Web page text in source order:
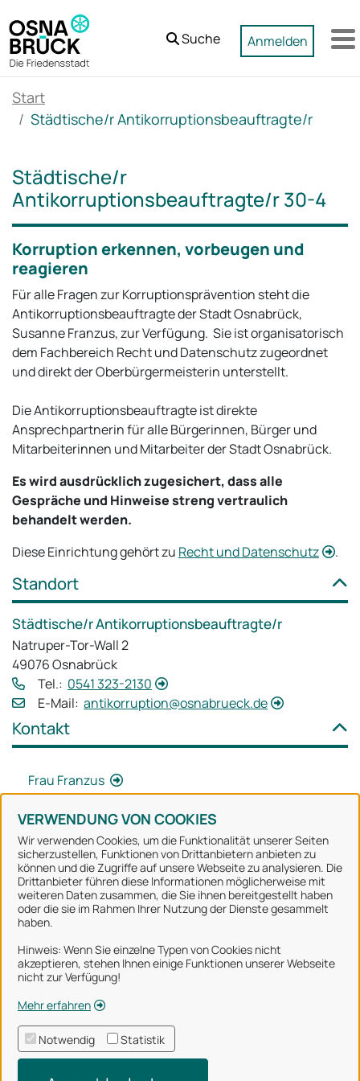
Zum Hauptinhalt springen
VERWENDUNG VON COOKIES
Wir verwenden Cookies, um die Funktionalität unserer Seiten
sicherzustellen, Funktionen von Drittanbietern anbieten zu
können und die Zugriffe auf unsere Webseite zu analysieren. Die
Drittanbieter führen diese Informationen möglicherweise mit
weiteren Daten zusammen, die Sie ihnen bereitgestellt haben
oder die sie im Rahmen Ihrer Nutzung der Dienste gesammelt
haben.
Hinweis: Wenn Sie einzelne Typen von Cookies nicht
akzeptieren, stehen Ihnen einige Funktionen unserer Webseite
nicht zur Verfügung!
Mehr erfahren
Notwendig Statistik
Suche Anmelden
Start
Städtische/r Antikorruptionsbeauftragte/r
Städtische/r
Antikorruptionsbeauftragte/r 30-4
Korruption erkennen, vorbeugen und
reagieren
Für alle Fragen zur Korruptionsprävention steht die
Antikorruptionsbeauftragte der Stadt Osnabrück,
Susanne Franzus, zur Verfügung. Sie ist organisatorisch
dem Fachbereich Recht und Datenschutz zugeordnet
und direkt der Oberbürgermeisterin unterstellt.
Die Antikorruptionsbeauftragte ist direkte
Ansprechpartnerin für alle Bürgerinnen, Bürger und
Mitarbeiterinnen und Mitarbeiter der Stadt Osnabrück.
Es wird ausdrücklich zugesichert, dass alle
Gespräche und Hinweise streng vertraulich
behandelt werden.
Diese Einrichtung gehört zu Recht und Datenschutz .
Standort
Städtische/r Antikorruptionsbeauftragte/r
Natruper-Tor-Wall 2
49076 Osnabrück
Tel.: 0541 323-2130
E‑Mail: antikorruption@osnabrueck.de
Kontakt
Frau Franzus
Stadt Osnabrück
Alle Rechte vorbehalten
Über uns
Impressum
Datenschutzerklärung